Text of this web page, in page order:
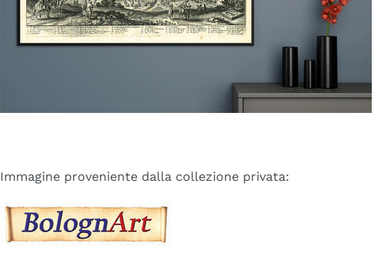
Immagine proveniente dalla collezione privata: